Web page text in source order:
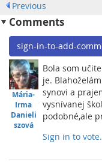
Previous
Comments
sign-in-to-add-
Mária-
Irma
Danieli
szová
Bola som
je.
synovi a
vysnívanej
podobné,ale
Sign in to vote.